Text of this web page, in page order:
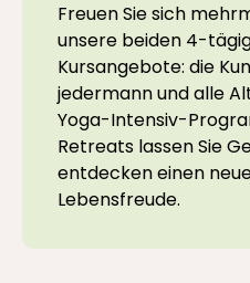
Freuen Sie sich
unsere beiden 4-
Kursangebote: die
jedermann und alle
Yoga-Intensiv-
Retreats lassen Sie
entdecken einen
Lebensfreude.